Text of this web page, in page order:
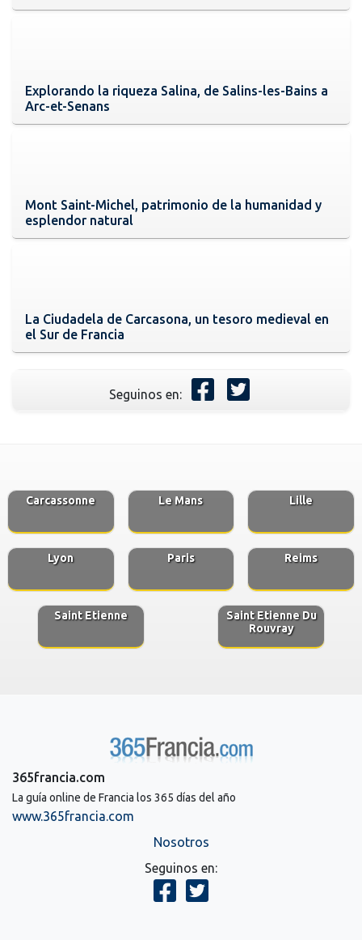
Explorando la riqueza Salina, de Salins-les-Bains a
Arc-et-Senans
Mont Saint-Michel, patrimonio de la humanidad y
esplendor natural
La Ciudadela de Carcasona, un tesoro medieval en
el Sur de Francia
Seguinos en:
Carcassonne Le Mans Lille
Lyon Paris Reims
Saint Etienne
Saint Etienne Du
Rouvray
365francia.com
La guía online de Francia los 365 días del año
www.365francia.com
Nosotros
Seguinos en: